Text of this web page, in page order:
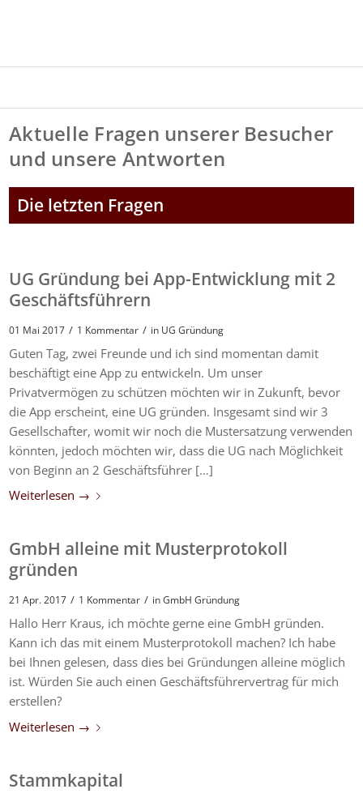
Aktuelle Fragen unserer Besucher
und unsere Antworten
Die letzten Fragen
UG Gründung bei App-Entwicklung mit 2
Geschäftsführern
01 Mai 2017 / 1 Kommentar / in UG Gründung
Guten Tag, zwei Freunde und ich sind momentan damit
beschäftigt eine App zu entwickeln. Um unser
Privatvermögen zu schützen möchten wir in Zukunft, bevor
die App erscheint, eine UG gründen. Insgesamt sind wir 3
Gesellschafter, womit wir noch die Mustersatzung verwenden
könnten, jedoch möchten wir, dass die UG nach Möglichkeit
von Beginn an 2 Geschäftsführer […]
Weiterlesen →
GmbH alleine mit Musterprotokoll
gründen
21 Apr. 2017 / 1 Kommentar / inGmbH Gründung
Hallo Herr Kraus, ich möchte gerne eine GmbH gründen.
Kann ich das mit einem Musterprotokoll machen? Ich habe
bei Ihnen gelesen, dass dies bei Gründungen alleine möglich
ist. Würden Sie auch einen Geschäftsführervertrag für mich
erstellen?
Weiterlesen →
Stammkapital